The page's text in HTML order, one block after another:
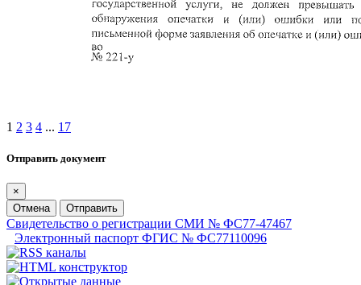
1 2 3 4 ... 17
Отправить документ
×
Отмена
Отправить
Свидетельство о регистрации СМИ № ФС77-47467
Электронный паспорт ФГИС № ФС77110096